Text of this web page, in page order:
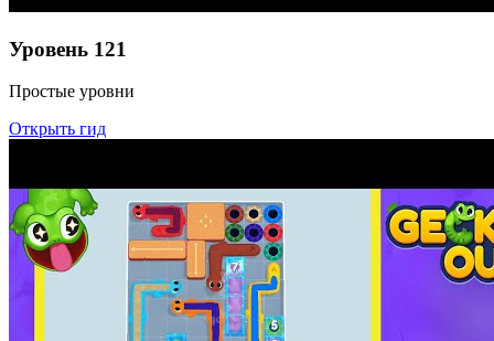
Уровень 121
Простые уровни
Открыть гид